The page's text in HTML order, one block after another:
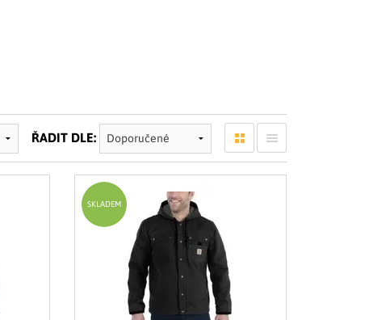
ŘADIT DLE:
SKLADEM